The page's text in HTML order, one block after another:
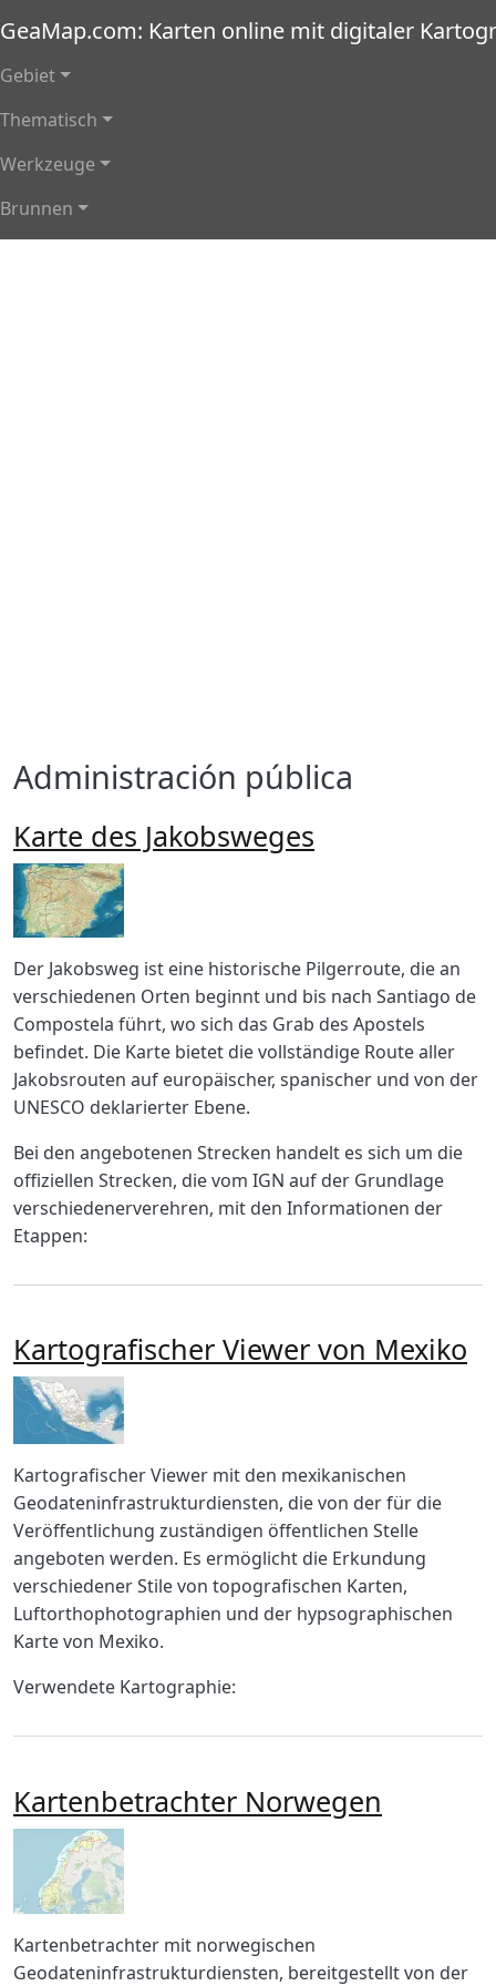
GeaMap.com: Karten online mit digitaler
Hauptnavigation
Gebiet
Thematisch
Werkzeuge
Brunnen
Administración pública
Karte des Jakobsweges
Imagen
Body
Der Jakobsweg ist eine historische Pilgerroute, die an
verschiedenen Orten beginnt und bis nach Santiago de
Compostela führt, wo sich das Grab des Apostels
befindet. Die Karte bietet die vollständige Route aller
Jakobsrouten auf europäischer, spanischer und von der
UNESCO deklarierter Ebene.
Bei den angebotenen Strecken handelt es sich um die
offiziellen Strecken, die vom IGN auf der Grundlage
verschiedenerverehren, mit den Informationen der
Etappen:
Kartografischer Viewer von Mexiko
Imagen
Body
Kartografischer Viewer mit den mexikanischen
Geodateninfrastrukturdiensten, die von der für die
Veröffentlichung zuständigen öffentlichen Stelle
angeboten werden. Es ermöglicht die Erkundung
verschiedener Stile von topografischen Karten,
Luftorthophotographien und der hypsographischen
Karte von Mexiko.
Verwendete Kartographie:
Kartenbetrachter Norwegen
Imagen
Body
Kartenbetrachter mit norwegischen
Geodateninfrastrukturdiensten, bereitgestellt von der